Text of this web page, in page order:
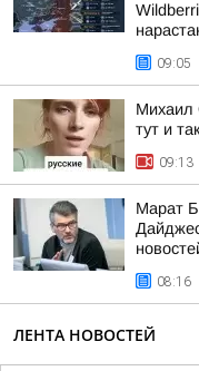
09:05
Михаил
тут и
09:13
Марат
08:16
ЛЕНТА НОВОСТЕЙ